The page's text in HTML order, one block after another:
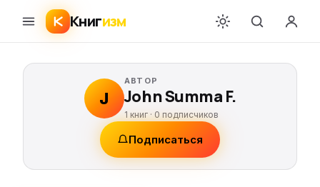
Книгизм
J
АВТОР
John Summa F.
1 книг · 0 подписчиков
Подписаться